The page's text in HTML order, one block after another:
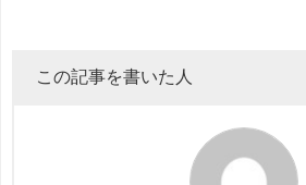
この記事を書いた人